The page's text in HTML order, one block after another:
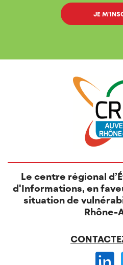
Le centre régional
d'Informations, en
situation de
Rhône-